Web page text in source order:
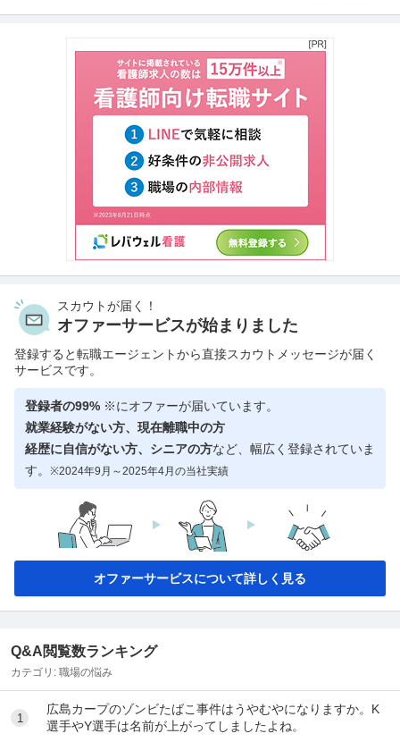
スカウトが届く！
オファーサービスが始まりました
登録すると転職エージェントから直接スカウトメッセージが届く
サービスです。
登録者の99% ※にオファーが届いています。
就業経験がない方、現在離職中の方
経歴に自信がない方、シニアの方など、幅広く登録されていま
す。 ※2024年9月～2025年4月の当社実績
オファーサービスについて詳しく見る
Q&A閲覧数ランキング
カテゴリ: 職場の悩み
1
広島カープのゾンビたばこ事件はうやむやになりますか。K
選手やY選手は名前が上がってしましたよね。